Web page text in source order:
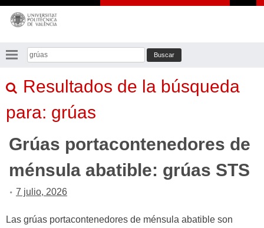
Saltar
contenido
Buscar:
Resultados de la búsqueda
para: grúas
Grúas portacontenedores de
ménsula abatible: grúas STS
7 julio, 2026
Las grúas portacontenedores de ménsula abatible son